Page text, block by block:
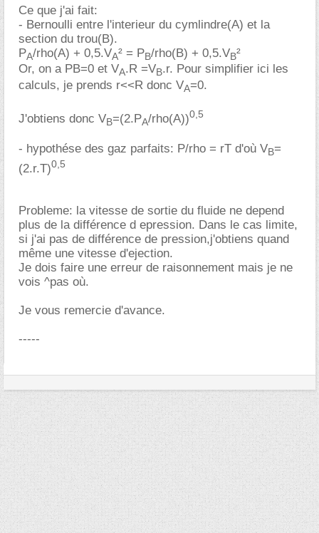
Ce que j'ai fait:
- Bernoulli entre l'interieur du cymlindre(A) et la
section du trou(B).
PA/rho(A) + 0,5.VA² = PB/rho(B) + 0,5.VB²
Or, on a PB=0 et VA.R =VB.r. Pour simplifier ici les
calculs, je prends r<<R donc VA=0.
J'obtiens donc VB=(2.PA/rho(A))0,5
- hypothése des gaz parfaits: P/rho = rT d'où VB=
(2.r.T)0,5
Probleme: la vitesse de sortie du fluide ne depend
plus de la différence d epression. Dans le cas limite,
si j'ai pas de différence de pression,j'obtiens quand
même une vitesse d'ejection.
Je dois faire une erreur de raisonnement mais je ne
vois ^pas où.
Je vous remercie d'avance.
-----